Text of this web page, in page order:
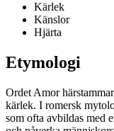
Kärlek
Känslor
Hjärta
Etymologi
Ordet Amor
kärlek. I romersk
som ofta avbildas med